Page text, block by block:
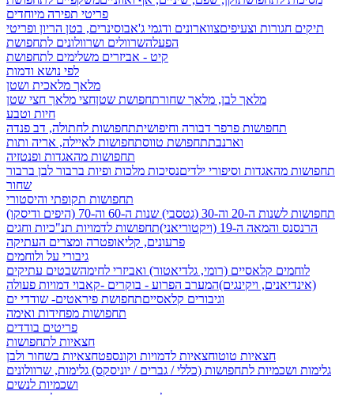
פריטי תפירה מיוחדים
תיקים חגורות וצעיפיםצווארונים ודגמי ג'אבוסינרים, בטן הריון ופריטי
הפעלהשרוולים ושרוולונים לתחפושת
קיט - אביזרים משלימים לתחפושת
לפי נושא ודמות
מלאך מלאכית ושטן
מלאך לבן, מלאך שחורתחפושת שטןחצי מלאך חצי שטן
חיות וטבע
תחפושות פרפר דבורה וחיפושיתתחפושות לחתולה, דב פנדה
וארנבתתחפושת טווסתחפושות לאיילה, אריה ותות
תחפושות מהאגדות ופנטזיה
תחפושות מהאגדות וסיפורי ילדיםנסיכות מלכות ופיות ברבור לבן ברבור
שחור
תחפושות תקופתי והיסטורי
תחפושות לשנות ה-20 וה-30 (גטסבי)
שנות ה-60 וה-70 (היפים ודיסקו)
הרנסנס והמאה ה-19 (ויקטוריאני)
תחפושות לדמויות תנ"כיות וחגים
פרעונים, קליאופטרה ומצרים העתיקה
גיבורי על ולוחמים
לוחמים קלאסיים (רומי, גלדיאטור) ואביזרי לחימהשבטים עתיקים
(אינדיאנים, ויקינגים)המערב הפרוע - בוקרים -קאבוי דמויות פעולה
וגיבורים קלאסייםתחפושת פיראטים- שודדי ים
תחפושות מפחידות ואימה
פריטים בודדים
חצאיות לתחפושות
חצאיות טוטוחצאיות לדמויות וקונספטחצאיות בשחור ולבן
גלימות ושכמיות לתחפושות (כללי / גברים / יוניסקס) גלימות, שרוולונים
ושכמיות לנשים